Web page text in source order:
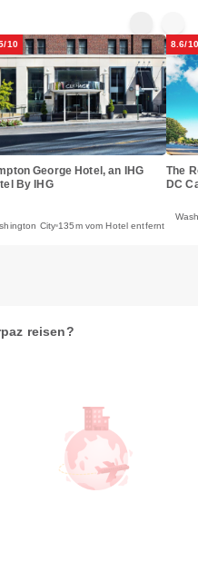
10
George Hotel, an IHG
By IHG
City 135m vom Hotel entfernt
8.6/10
The
DC
reisen?